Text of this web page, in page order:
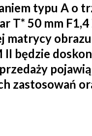
typu A o
T* 50 mm F1,4
matrycy
będzie
zastosowań